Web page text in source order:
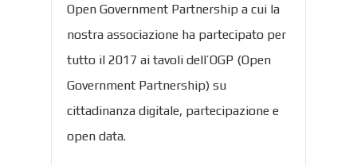
Open Government Partnership a cui la
nostra associazione ha partecipato per
tutto il 2017 ai tavoli dell’OGP (Open
Government Partnership) su
cittadinanza digitale, partecipazione e
open data.